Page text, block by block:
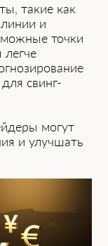
такие ͏как
и
точки
свинг-
могут
и улу͏чшать